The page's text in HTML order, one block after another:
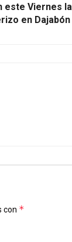
este Viernes la
en Dajabón
con *